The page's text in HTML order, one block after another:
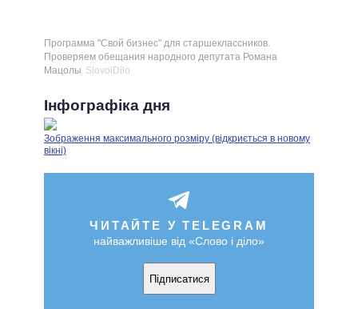
Программа "Свой бизнес" для старшеклассников.
Проверяем обещания народного депутата Романа
Мацолы SlovoiDilo
Інфографіка дня
Зображення максимального розміру (відкриється в новому
вікні)
ЧИТАЙТЕ У TELEGRAM
найважливіше від «Слово і діло»
Підписатися